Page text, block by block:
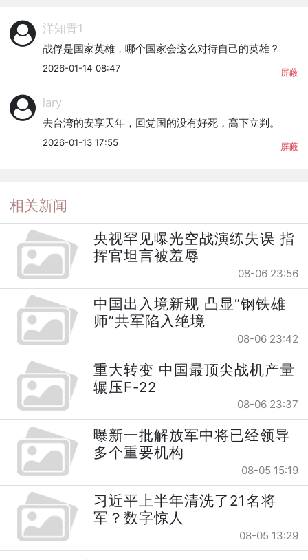
洋知青1
战俘是国家英雄，哪个国家会这么对待自己的英雄？
2026-01-14 08:47 屏蔽
lary
去台湾的安享天年，回党国的没有好死，高下立判。
2026-01-13 17:55 屏蔽
相关新闻
央视罕见曝光空战演练失误 指
挥官坦言被羞辱
08-06 23:56
中国出入境新规 凸显“钢铁雄
师”共军陷入绝境
08-06 23:42
重大转变 中国最顶尖战机产量
辗压F-22
08-06 23:37
曝新一批解放军中将已经领导
多个重要机构
08-05 15:19
习近平上半年清洗了21名将
军？数字惊人
08-05 13:29